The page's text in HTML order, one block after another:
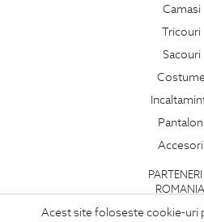
Acest site foloseste cookie-uri
Camasi
Tricouri
Sacouri